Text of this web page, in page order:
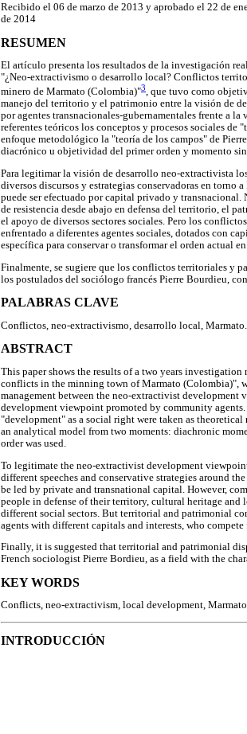
Recibido el 06 de marzo de 2013 y aprobado el 22 de
de 2014
RESUMEN
El artículo presenta los resultados de la investigación
"¿Neo-extractivismo o desarrollo local? Conflictos
minero de Marmato (Colombia)"3, que tuvo como
manejo del territorio y el patrimonio entre la visión de
por agentes transnacionales-gubernamentales frente a
referentes teóricos los conceptos y procesos sociales
enfoque metodológico la "teoría de los campos" de
diacrónico u objetividad del primer orden y momento
Para legitimar la visión de desarrollo neo-extractivista
diversos discursos y estrategias conservadoras en
puede ser efectuado por capital privado y transnacional.
de resistencia desde abajo en defensa del territorio, el
el apoyo de diversos sectores sociales. Pero los
enfrentado a diferentes agentes sociales, dotados con
específica para conservar o transformar el orden actual
Finalmente, se sugiere que los conflictos territoriales y
los postulados del sociólogo francés Pierre Bourdieu,
PALABRAS CLAVE
Conflictos, neo-extractivismo, desarrollo local, Marmato.
ABSTRACT
This paper shows the results of a two years
conflicts in the minning town of Marmato (Colombia)",
management between the neo-extractivist
development viewpoint promoted by community
"development" as a social right were taken as
an analytical model from two moments: diachronic
order was used.
To legitimate the neo-extractivist development
different speeches and conservative strategies around
be led by private and transnational capital. However,
people in defense of their territory, cultural heritage
different social sectors. But territorial and patrimonial
agents with different capitals and interests, who
Finally, it is suggested that territorial and patrimonial
French sociologist Pierre Bordieu, as a field with the
KEY WORDS
Conflicts, neo-extractivism, local development,
INTRODUCCIÓN